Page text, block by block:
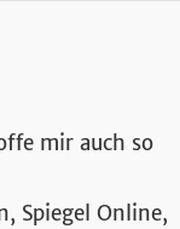
mir auch so
Spiegel Online,